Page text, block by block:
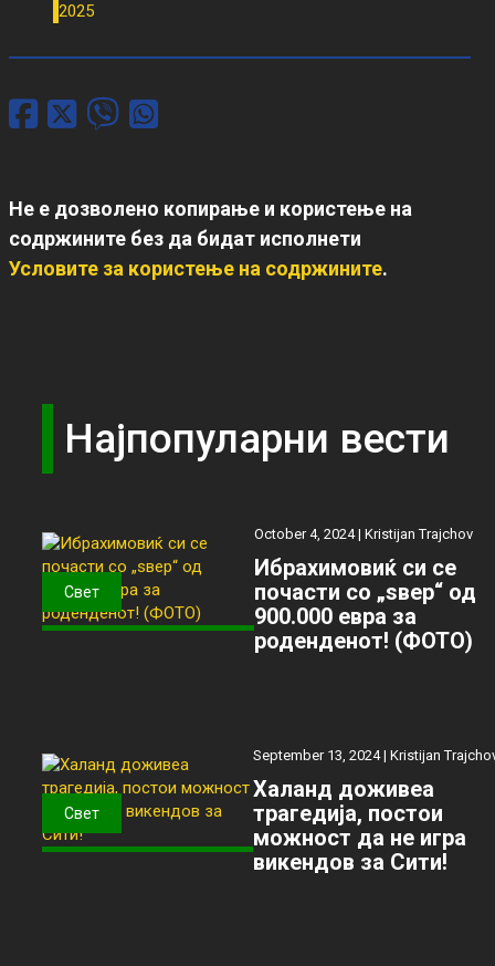
2025
Не е дозволено копирање и користење на
содржините без да бидат исполнети
Условите за користење на содржините.
Најпопуларни вести
Свет
October 4, 2024 | Kristijan Trajchov
Ибрахимовиќ си се
почасти со „ѕвер“ од
900.000 евра за
роденденот! (ФОТО)
Свет
September 13, 2024 | Kristijan
Халанд доживеа
трагедија, постои
можност да не игра
викендов за Сити!